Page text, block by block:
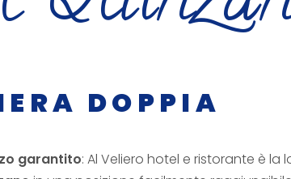
DOPPIA
garantito: Al Veliero hotel e ristorante è